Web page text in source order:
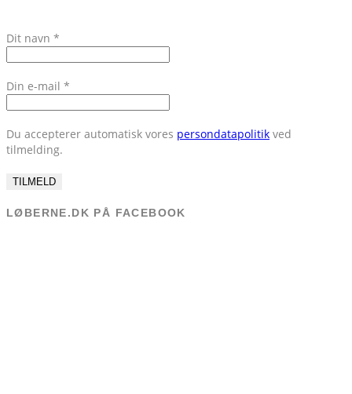
Dit navn *
Din e-mail *
Du accepterer automatisk vores persondatapolitik ved
tilmelding.
LØBERNE.DK PÅ FACEBOOK